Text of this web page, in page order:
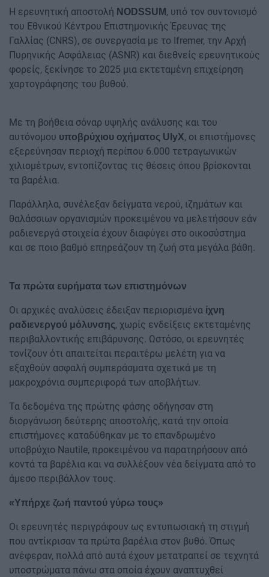
Η ερευνητική αποστολή NODSSUM , υπό τον συντονισμό
του Εθνικού Κέντρου Επιστημονικής Έρευνας της
Γαλλίας (CNRS), σε συνεργασία με το Ifremer, την Αρχή
Πυρηνικής Ασφάλειας (ASNR) και διεθνείς ερευνητικούς
φορείς, ξεκίνησε το 2025 μια εκτεταμένη επιχείρηση
χαρτογράφησης του βυθού.
Με τη βοήθεια σόναρ υψηλής ανάλυσης και του
αυτόνομου υποβρύχιου οχήματος UlyX, οι επιστήμονες
εξερεύνησαν περιοχή περίπου 6.000 τετραγωνικών
χιλιομέτρων, εντοπίζοντας τις θέσεις όπου βρίσκονται
τα βαρέλια.
Παράλληλα, συνέλεξαν δείγματα νερού, ιζημάτων και
θαλάσσιων οργανισμών προκειμένου να μελετήσουν εάν
ραδιενεργά στοιχεία έχουν διαφύγει στο οικοσύστημα
και σε ποιο βαθμό επηρεάζουν τη ζωή στα μεγάλα βάθη.
Τα πρώτα ευρήματα των επιστημόνων
Οι αρχικές αναλύσεις έδειξαν περιορισμένα ίχνη
ραδιενεργού μόλυνσης, χωρίς ενδείξεις εκτεταμένης
περιβαλλοντικής επιβάρυνσης. Ωστόσο, οι ερευνητές
τονίζουν ότι απαιτείται περαιτέρω μελέτη για να
εξαχθούν ασφαλή συμπεράσματα σχετικά με τη
μακροχρόνια συμπεριφορά των αποβλήτων.
Τα δεδομένα της πρώτης φάσης οδήγησαν στη
διοργάνωση δεύτερης αποστολής, κατά την οποία
επιστήμονες καταδύθηκαν με το επανδρωμένο
υποβρύχιο Nautile, προκειμένου να παρατηρήσουν από
κοντά τα βαρέλια και να συλλέξουν νέα δείγματα από το
άμεσο περιβάλλον τους.
«Υπήρχε ζωή παντού γύρω τους»
Οι ερευνητές περιγράφουν ως εντυπωσιακή τη στιγμή
που αντίκρισαν τα πρώτα βαρέλια στον βυθό. Όπως
ανέφεραν, πολλά από αυτά έχουν μετατραπεί σε τεχνητά
υποστρώματα πάνω στα οποία έχουν αναπτυχθεί